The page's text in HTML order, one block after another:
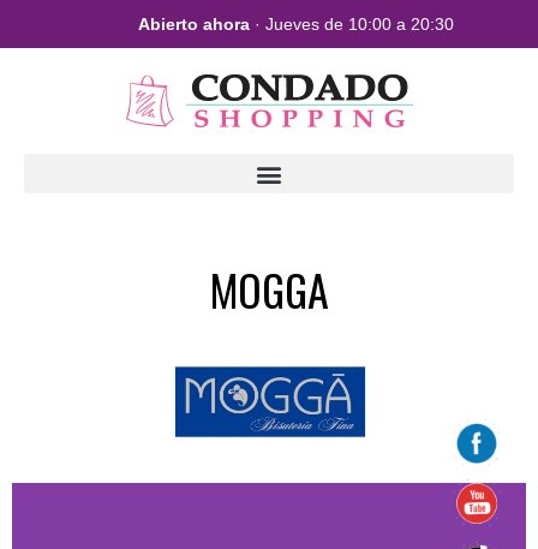
Abierto ahora · Jueves de 10:00 a 20:30
MOGGA